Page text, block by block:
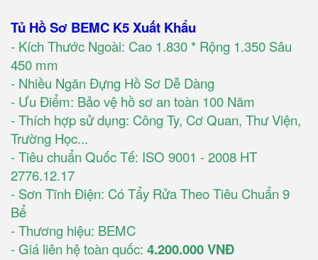
Tủ Hồ Sơ BEMC K5 Xuất Khẩu
- Kích Thước Ngoài: Cao 1.830 * Rộng 1.350 Sâu
450 mm
- Nhiều Ngăn Đựng Hồ Sơ Dễ Dàng
- Ưu Điểm: Bảo vệ hồ sơ an toàn 100 Năm
- Thích hợp sử dụng: Công Ty, Cơ Quan, Thư Viện,
Trường Học...
- Tiêu chuẩn Quốc Tế: ISO 9001 - 2008 HT
2776.12.17
- Sơn Tĩnh Điện: Có Tẩy Rửa Theo Tiêu Chuẩn 9
Bể
- Thương hiệu: BEMC
- Giá liên hệ toàn quốc: 4.200.000 VNĐ